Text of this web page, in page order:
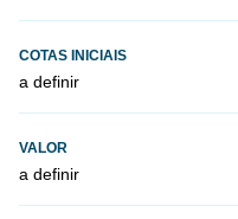
COTAS INICIAIS
a definir
VALOR
a definir